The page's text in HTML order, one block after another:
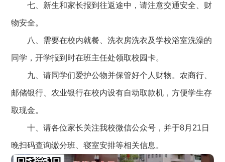
七、新生和家长报到往返途中，请注意交通安全、财
物安全。
八、需要在校内就餐、洗衣房洗衣及学校浴室洗澡的
同学，开学报到时在班主任处领取校园卡。
九、请同学们爱护公物并保管好个人财物。农商行、
邮储银行、农业银行在校内设有自动取款机，方便学生存
取现金。
十、请各位家长关注我校微信公众号，并于8月21日
晚扫码查询缴分班、寝室安排等相关信息。